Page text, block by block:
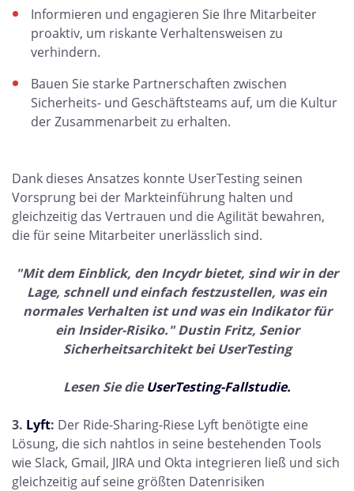
Informieren und engagieren Sie Ihre Mitarbeiter
proaktiv, um riskante Verhaltensweisen zu
verhindern.
Bauen Sie starke Partnerschaften zwischen
Sicherheits- und Geschäftsteams auf, um die Kultur
der Zusammenarbeit zu erhalten.
Dank dieses Ansatzes konnte UserTesting seinen
Vorsprung bei der Markteinführung halten und
gleichzeitig das Vertrauen und die Agilität bewahren,
die für seine Mitarbeiter unerlässlich sind.
"Mit dem Einblick, den Incydr bietet, sind wir in der
Lage, schnell und einfach festzustellen, was ein
normales Verhalten ist und was ein Indikator für
ein Insider-Risiko." Dustin Fritz, Senior
Sicherheitsarchitekt bei UserTesting
Lesen Sie dieUserTesting-Fallstudie.
3. Lyft: Der Ride-Sharing-Riese Lyft benötigte eine
Lösung, die sich nahtlos in seine bestehenden Tools
wie Slack, Gmail, JIRA und Okta integrieren ließ und sich
gleichzeitig auf seine größten Datenrisiken